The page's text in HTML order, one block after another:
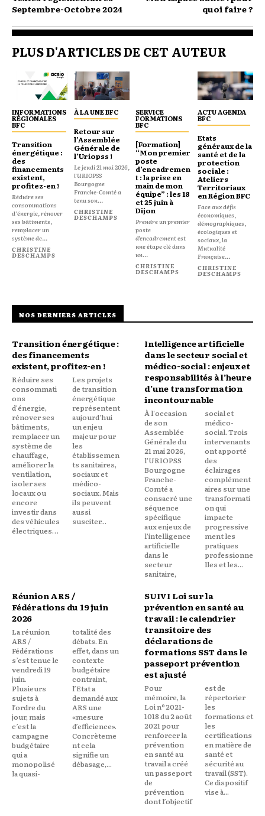
Septembre-Octobre 2024
quoi faire ?
PLUS D'ARTICLES DE CET AUTEUR
INFORMATIONS
RÉGIONALES
BFC
Transition
énergétique :
des
financements
existent,
profitez-en !
Réduire ses
consommations
d'énergie, rénover
ses bâtiments,
remplacer un
système de...
CHRISTINE
DESCHAMPS
À LA UNE BFC
Retour sur
l’Assemblée
Générale de
l’Uriopss !
Le jeudi 21 mai 2026,
l’URIOPSS
Bourgogne
Franche-Comté a
tenu son...
CHRISTINE
DESCHAMPS
SERVICE
FORMATIONS
BFC
[Formation]
“Mon premier
poste
d’encadremen
t : la prise en
main de mon
équipe” : les 18
et 25 juin à
Dijon
Prendre un premier
poste
d’encadrement est
une étape clé dans
un...
CHRISTINE
DESCHAMPS
ACTU AGENDA
BFC
Etats
généraux de la
santé et de la
protection
sociale :
Ateliers
Territoriaux
en Région BFC
Face aux défis
économiques,
démographiques,
écologiques et
sociaux, la
Mutualité
Française...
CHRISTINE
DESCHAMPS
NOS DERNIERS ARTICLES
Transition énergétique :
des financements
existent, profitez-en !
Réduire ses
consommati
ons
d'énergie,
rénover ses
bâtiments,
remplacer un
système de
chauffage,
améliorer la
ventilation,
isoler ses
locaux ou
encore
investir dans
des véhicules
électriques…
Les projets
de transition
énergétique
représentent
aujourd'hui
un enjeu
majeur pour
les
établissemen
ts sanitaires,
sociaux et
médico-
sociaux. Mais
ils peuvent
aussi
susciter...
Intelligence artificielle
dans le secteur social et
médico-social : enjeux et
responsabilités à l’heure
d’une transformation
incontournable
À l'occasion
de son
Assemblée
Générale du
21 mai 2026,
l'URIOPSS
Bourgogne
Franche-
Comté a
consacré une
séquence
spécifique
aux enjeux de
l'intelligence
artificielle
dans le
secteur
sanitaire,
social et
médico-
social. Trois
intervenants
ont apporté
des
éclairages
complément
aires sur une
transformati
on qui
impacte
progressive
ment les
pratiques
professionne
lles et les...
Réunion ARS /
Fédérations du 19 juin
2026
La réunion
ARS /
Fédérations
s’est tenue le
vendredi 19
juin.
Plusieurs
sujets à
l’ordre du
jour, mais
c’est la
campagne
budgétaire
qui a
monopolisé
la quasi-
totalité des
débats. En
effet, dans un
contexte
budgétaire
contraint,
l’Etat a
demandé aux
ARS une
«mesure
d’efficience».
Concrèteme
nt cela
signifie un
débasage,...
SUIVI Loi sur la
prévention en santé au
travail : le calendrier
transitoire des
déclarations de
formations SST dans le
passeport prévention
est ajusté
Pour
mémoire, la
Loi nº 2021-
1018 du 2 août
2021 pour
renforcer la
prévention
en santé au
travail a créé
un passeport
de
prévention
dont l’objectif
est de
répertorier
les
formations et
les
certifications
en matière de
santé et
sécurité au
travail (SST).
Ce dispositif
vise à...